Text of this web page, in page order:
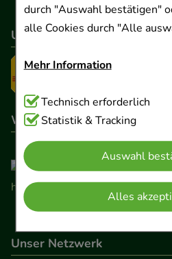
durch "Auswahl bestätigen"
alle Cookies durch "Alle
Mehr Information
Technisch Notwendig:
Cookies, die für die
Website notwendig sind
Warenkorb, Kundenkonto),
verzichtet werden kann.
Komfort:Diese Cookies
Einkaufserlebnis noch
beispielsweise für die
Technisch erforderlich
Statistik & Tracking
Auswahl
Alles
Unser Versanddienstleister
Wir sind hier gelistet
Unser Netzwerk